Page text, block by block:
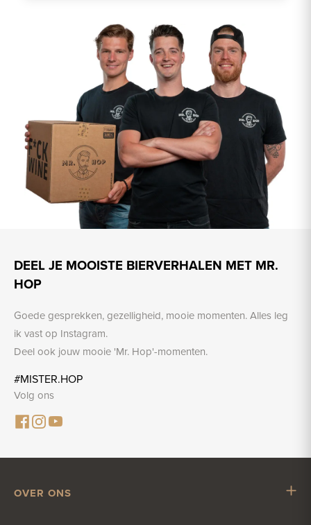
DEEL JE MOOISTE BIERVERHALEN MET MR.
HOP
Goede gesprekken, gezelligheid, mooie momenten. Alles leg
ik vast op Instagram.
Deel ook jouw mooie 'Mr. Hop'-momenten.
#MISTER.HOP
Volg ons
OVER ONS